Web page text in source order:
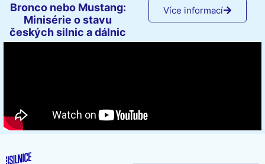
Bronco nebo Mustang:
Minisérie o stavu
českých silnic a dálnic
Více informací